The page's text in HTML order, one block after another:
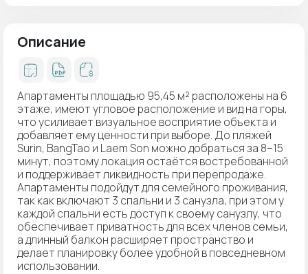
Описание
Апартаменты площадью 95,45 м² расположены на 6
этаже, имеют угловое расположение и вид на горы,
что усиливает визуальное восприятие объекта и
добавляет ему ценности при выборе. До пляжей
Surin, BangTao и Laem Son можно добраться за 8–15
минут, поэтому локация остаётся востребованной
и поддерживает ликвидность при перепродаже.
Апартаменты подойдут для семейного проживания,
так как включают 3 спальни и 3 санузла, при этом у
каждой спальни есть доступ к своему санузлу, что
обеспечивает приватность для всех членов семьи,
а длинный балкон расширяет пространство и
делает планировку более удобной в повседневном
использовании.